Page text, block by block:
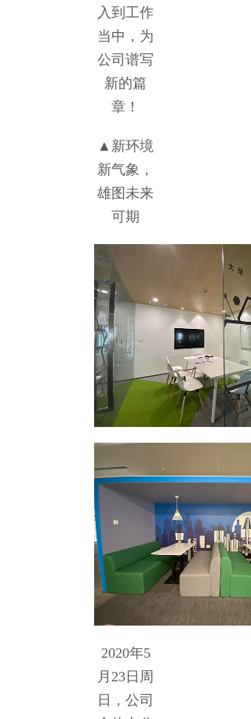
入到工作
当中，为
公司谱写
新的篇
章！
▲新环境
新气象，
雄图未来
可期
2020年5
月23日周
日，公司